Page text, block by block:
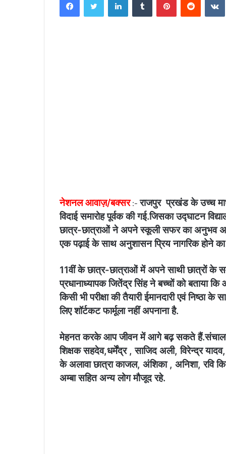
d
नेशनल आवाज़/बक्सर:-राजपुर प्रखंड के उच्च
विदाई समारोह पूर्वक की गई.जिसका उद्घाटन
छात्र-छात्राओं ने अपने स्कूली सफर का अनुभव अन्य
एक पढ़ाई के साथ अनुशासन प्रिय नागरिक होने
11वीं के छात्र-छात्राओं में अपने साथी छात्रों के
प्रधानाध्यापक जितेंद्र सिंह ने बच्चों को बताया
किसी भी परीक्षा की तैयारी ईमानदारी एवं
लिए शॉर्टकट फार्मूला नहीं अपनाना है.
मेहनत करके आप जीवन में आगे बढ़ सकते हैं.संचालन
शिक्षक सहदेव,धर्मेंद्र , साजिद अली, विरेन्द्र यादव,
के अलावा छात्रा काजल, अंशिका , अनिशा, रवि
अम्बा सहित अन्य लोग मौजूद रहे.